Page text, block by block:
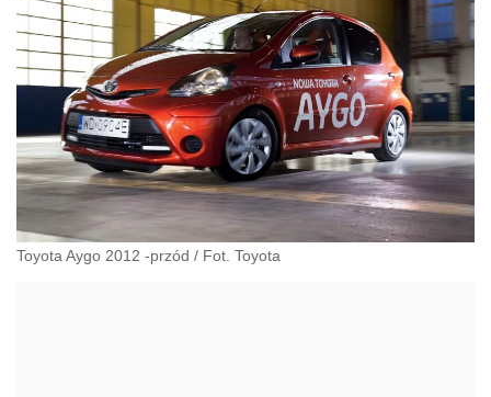
Toyota Aygo 2012 -przód / Fot. Toyota